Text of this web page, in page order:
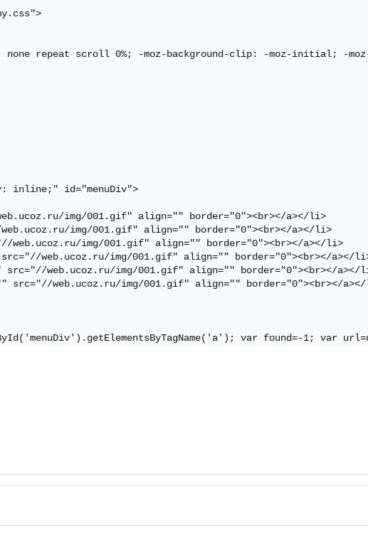
none repeat scroll 0%; -moz-background-clip: -moz-initial; -
inline;" id="menuDiv">
img/001.gif" align="" border="0"><br></a></li>
img/001.gif" align="" border="0"><br></a></li>
web.ucoz.ru/img/001.gif" align="" border="0"><br></a></li>
web.ucoz.ru/img/001.gif" align="" border="0"><br></a></
web.ucoz.ru/img/001.gif" align="" border="0"><br></a></
src="//web.ucoz.ru/img/001.gif" align="" border="0"><br></
var
img/h1.gif" border="0"></td>
border="0"></td>
cellspacing="0" height="100%"